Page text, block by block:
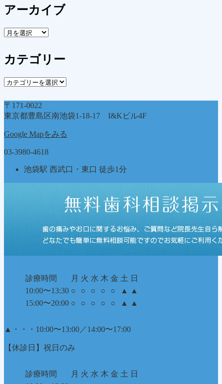
アーカイブ
ア
カ
イ
カテゴリー
カ
ゴ
リ
〒171-0022
東京都豊島区南池袋1-18-17 I&Kビル4F
Google Mapをみる
03-3980-4618
池袋駅 西武口・東口 徒歩1分
診療時間 月 火 水 木 金 土 日
10:00〜13:30 ○ ○ ○ ○ ○ ▲
▲
15:00〜20:00 ○ ○ ○ ○ ○ ▲ ▲
▲ ・・・10:00〜13:00／14:00〜17:00
【休診日】祝日のみ
診療時間 月 火 水 木 金 土 日